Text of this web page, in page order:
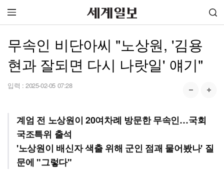
무속인 비단아씨 "노상원, '김용
현과 잘되면 다시 나랏일' 얘기"
입력 : 2025-02-05 07:28
계엄 전 노상원이 20여차례 방문한 무속인…국회
국조특위 출석
'노상원이 배신자 색출 위해 군인 점괘 물어봤나' 질
문에 "그렇다"